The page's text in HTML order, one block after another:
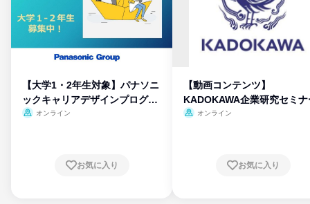
【大学1・2年生対象】パナソニ
ックキャリアデザインプログラ
ム
オンライン
お気に入り
【動画コンテンツ】
KADOKAWA企業研究セミナ
オンライン
お気に入り